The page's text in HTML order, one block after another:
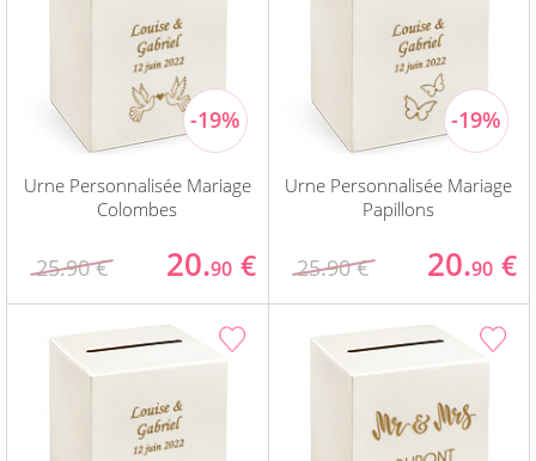
Urne Personnalisée Mariage
Colombes
25.90 € 20.90 €
Urne Personnalisée Mariage
Papillons
25.90 € 20.90 €